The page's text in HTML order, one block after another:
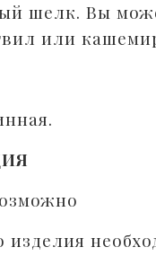
шелк. Вы
или